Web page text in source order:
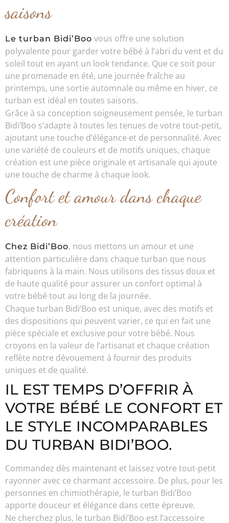
saisons
Le turban Bidi’Boo vous offre une solution
polyvalente pour garder votre bébé à l’abri du vent et du
soleil tout en ayant un look tendance. Que ce soit pour
une promenade en été, une journée fraîche au
printemps, une sortie automnale ou même en hiver, ce
turban est idéal en toutes saisons.
Grâce à sa conception soigneusement pensée, le turban
Bidi’Boo s’adapte à toutes les tenues de votre tout-petit,
ajoutant une touche d’élégance et de personnalité. Avec
une variété de couleurs et de motifs uniques, chaque
création est une pièce originale et artisanale qui ajoute
une touche de charme à chaque look.
Confort et amour dans chaque
création
Chez Bidi’Boo, nous mettons un amour et une
attention particulière dans chaque turban que nous
fabriquons à la main. Nous utilisons des tissus doux et
de haute qualité pour assurer un confort optimal à
votre bébé tout au long de la journée.
Chaque turban Bidi’Boo est unique, avec des motifs et
des dispositions qui peuvent varier, ce qui en fait une
pièce spéciale et exclusive pour votre bébé. Nous
croyons en la valeur de l’artisanat et chaque création
reflète notre dévouement à fournir des produits
uniques et de qualité.
IL EST TEMPS D’OFFRIR À
VOTRE BÉBÉ LE CONFORT ET
LE STYLE INCOMPARABLES
DU TURBAN BIDI’BOO.
Commandez dès maintenant et laissez votre tout-petit
rayonner avec ce charmant accessoire. De plus, pour les
personnes en chimiothérapie, le turban Bidi’Boo
apporte douceur et élégance dans cette épreuve.
Ne cherchez plus, le turban Bidi’Boo est l’accessoire